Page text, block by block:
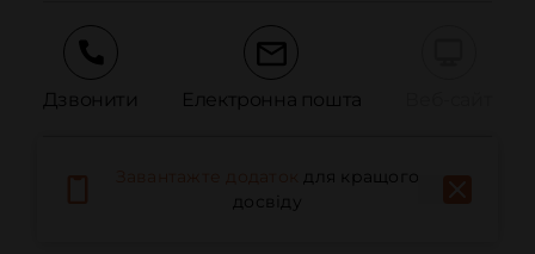
Дзвонити Електронна пошта
Повідомити про проблему
для кращого
досвіду